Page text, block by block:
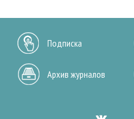
Подписка
Архив журналов